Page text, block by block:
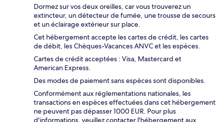
Dormez sur vos deux oreilles, car vous trouverez un
extincteur, un détecteur de fumée, une trousse de secours
et un éclairage extérieur sur place.
Cet hébergement accepte les cartes de crédit, les cartes
de débit, les Chèques-Vacances ANVC et les espèces.
Cartes de crédit acceptées : Visa, Mastercard et
American Express.
Des modes de paiement sans espèces sont disponibles.
Conformément aux réglementations nationales, les
transactions en espèces effectuées dans cet hébergement
ne peuvent pas dépasser 1000 EUR. Pour plus
d'informations, veuillez contacter l'hébergement aux